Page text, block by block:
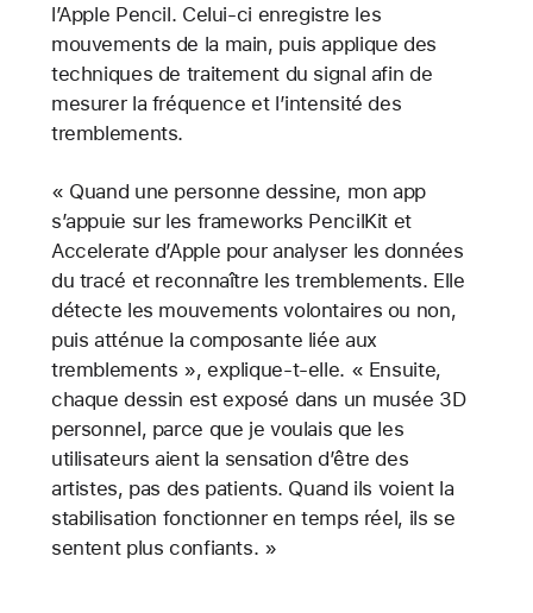
l’Apple Pencil. Celui-ci enregistre les
mouvements de la main, puis applique des
techniques de traitement du signal afin de
mesurer la fréquence et l’intensité des
tremblements.
« Quand une personne dessine, mon app
s’appuie sur les frameworks PencilKit et
Accelerate d’Apple pour analyser les données
du tracé et reconnaître les tremblements. Elle
détecte les mouvements volontaires ou non,
puis atténue la composante liée aux
tremblements », explique-t-elle. « Ensuite,
chaque dessin est exposé dans un musée 3D
personnel, parce que je voulais que les
utilisateurs aient la sensation d’être des
artistes, pas des patients. Quand ils voient la
stabilisation fonctionner en temps réel, ils se
sentent plus confiants. »